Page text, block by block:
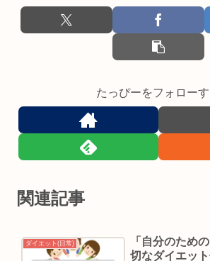
たっぴーをフォロー
関連記事
ダイエット(日常)
「自分のため
切なダイエッ